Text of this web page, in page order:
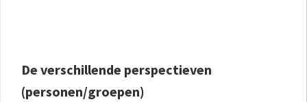
De verschillende perspectieven
(personen/groepen)